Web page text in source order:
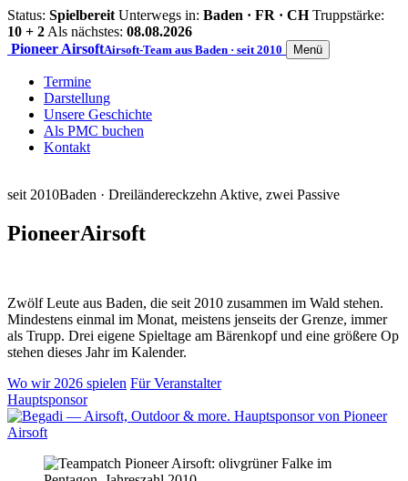
Status: Spielbereit Unterwegs in: Baden · FR · CH Truppstärke:
10 + 2 Als nächstes: 08.08.2026
Pioneer AirsoftAirsoft-Team aus Baden · seit 2010 Menü
Termine
Darstellung
Unsere Geschichte
Als PMC buchen
Kontakt
seit 2010Baden · Dreiländereckzehn Aktive, zwei Passive
PioneerAirsoft
Zwölf Leute aus Baden, die seit 2010 zusammen im Wald stehen.
Mindestens einmal im Monat, meistens jenseits der Grenze, immer
als Trupp. Drei eigene Spieltage am Bärenkopf und eine größere Op
stehen dieses Jahr im Kalender.
Wo wir 2026 spielen Für Veranstalter
Hauptsponsor